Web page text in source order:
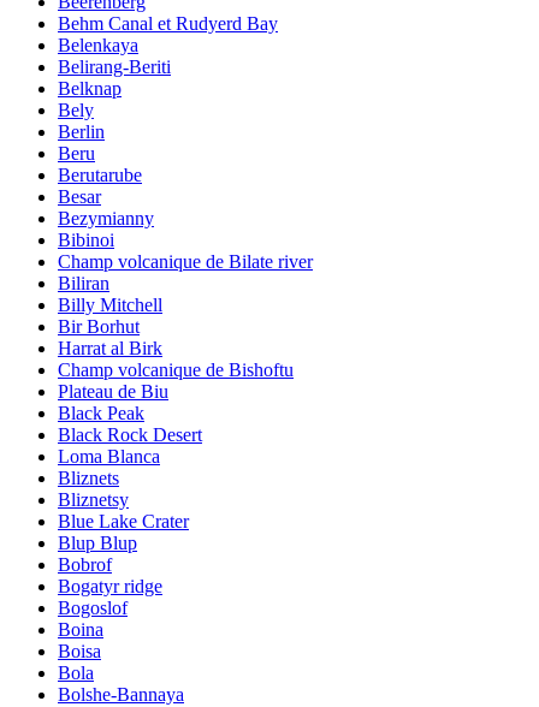
Behm Canal et Rudyerd Bay
Belenkaya
Belirang-Beriti
Belknap
Bely
Berlin
Beru
Berutarube
Besar
Bezymianny
Bibinoi
Champ volcanique de Bilate river
Biliran
Billy Mitchell
Bir Borhut
Harrat al Birk
Champ volcanique de Bishoftu
Plateau de Biu
Black Peak
Black Rock Desert
Loma Blanca
Bliznets
Bliznetsy
Blue Lake Crater
Blup Blup
Bobrof
Bogatyr ridge
Bogoslof
Boina
Boisa
Bola
Bolshe-Bannaya